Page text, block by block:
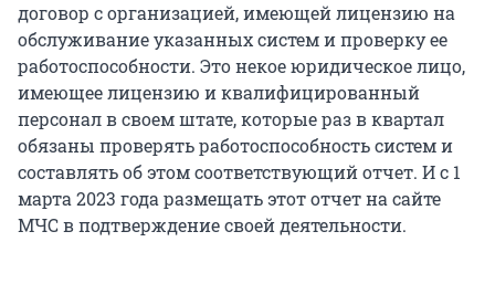
договор с организацией, имеющей лицензию на
обслуживание указанных систем и проверку ее
работоспособности. Это некое юридическое лицо,
имеющее лицензию и квалифицированный
персонал в своем штате, которые раз в квартал
обязаны проверять работоспособность систем и
составлять об этом соответствующий отчет. И с 1
марта 2023 года размещать этот отчет на сайте
МЧС в подтверждение своей деятельности.